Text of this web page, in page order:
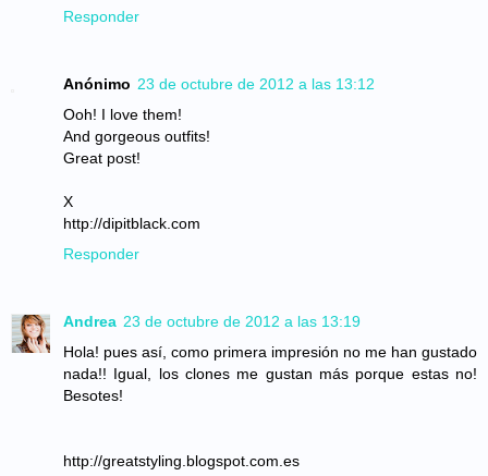
Responder
Anónimo 23 de octubre de 2012 a las 13:12
Ooh! I love them!
And gorgeous outfits!
Great post!
X
http://dipitblack.com
Responder
Andrea 23 de octubre de 2012 a las 13:19
Hola! pues así, como primera impresión no me han gustado
nada!! Igual, los clones me gustan más porque estas no!
Besotes!
http://greatstyling.blogspot.com.es